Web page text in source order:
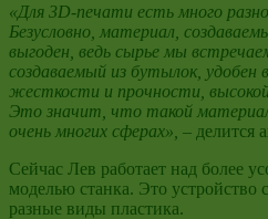
«Для 3D-печати есть много
Безусловно, материал,
выгоден, ведь сырье мы
создаваемый из бутылок, удобен
жесткости и прочности,
Это значит, что такой
очень многих сферах», – делится
Сейчас Лев работает над более
моделью станка. Это устройство
разные виды пластика.